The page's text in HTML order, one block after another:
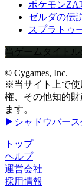
ポケモンZA
ゼルダの伝
スプラトゥ
当ゲームタイト
© Cygames, Inc.
※当サイト上で使
権、その他知的
ます。
▶シャドウバース
トップ
ヘルプ
運営会社
採用情報